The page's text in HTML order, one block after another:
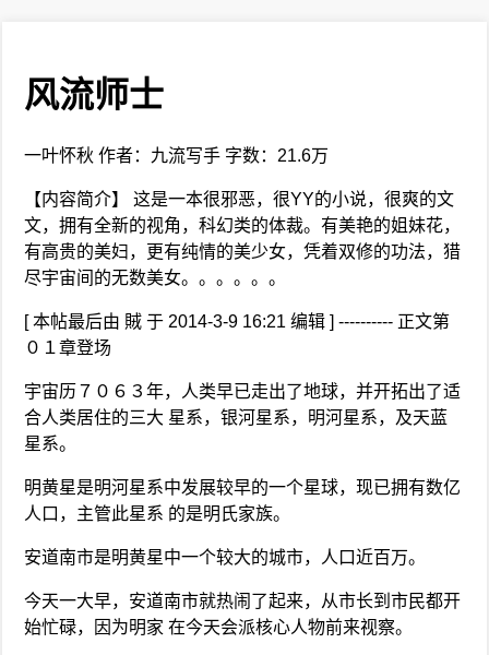
风流师士
一叶怀秋 作者：九流写手 字数：21.6万
【内容简介】 这是一本很邪恶，很YY的小说，很爽的文
文，拥有全新的视角，科幻类的体裁。有美艳的姐妹花，
有高贵的美妇，更有纯情的美少女，凭着双修的功法，猎
尽宇宙间的无数美女。。。。。。
[ 本帖最后由 賊 于 2014-3-9 16:21 编辑 ] ---------- 正文第
０１章登场
宇宙历７０６３年，人类早已走出了地球，并开拓出了适
合人类居住的三大 星系，银河星系，明河星系，及天蓝
星系。
明黄星是明河星系中发展较早的一个星球，现已拥有数亿
人口，主管此星系 的是明氏家族。
安道南市是明黄星中一个较大的城市，人口近百万。
今天一大早，安道南市就热闹了起来，从市长到市民都开
始忙碌，因为明家 在今天会派核心人物前来视察。